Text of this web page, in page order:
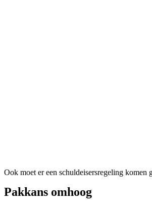
Ook moet er een schuldeisersregeling komen
Pakkans omhoog